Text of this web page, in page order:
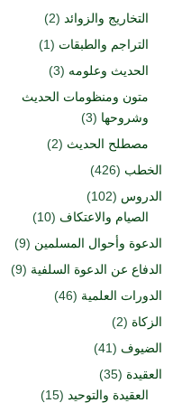
التخاريج والزوائد (2)
التراجم والطبقات (1)
الحديث وعلومه (3)
متون ومنظومات الحديث
وشروحها (3)
مصطلح الحديث (2)
الخطب (426)
الدروس (102)
الصيام والاعتكاف (10)
الدعوة وأحوال المسلمين (9)
الدفاع عن الدعوة السلفية (9)
الدورات العلمية (46)
الزكاة (2)
الضيوف (41)
العقيدة (35)
العقيدة والتوحيد (15)